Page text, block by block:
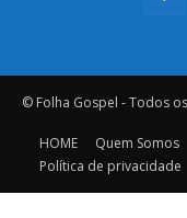
© Folha Gospel - Todos
HOME Quem Somos
Política de privacidade